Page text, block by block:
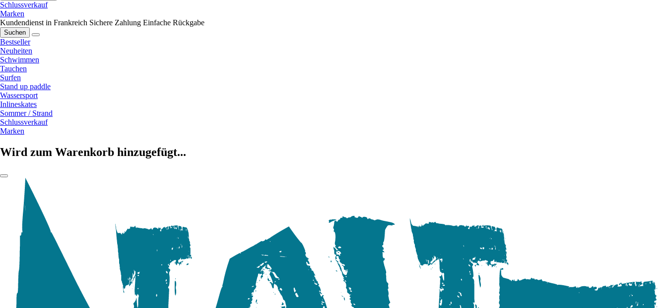
Schlussverkauf
Marken
Kundendienst in Frankreich Sichere Zahlung Einfache Rückgabe
Suchen
Bestseller
Neuheiten
Schwimmen
Tauchen
Surfen
Stand up paddle
Wassersport
Inlineskates
Sommer / Strand
Schlussverkauf
Marken
Wird zum Warenkorb hinzugefügt...